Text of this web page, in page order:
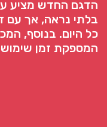
הדגם החדש מציע
בלתי נראה, אך עם
כל היום. בנוסף,
המספקת זמן